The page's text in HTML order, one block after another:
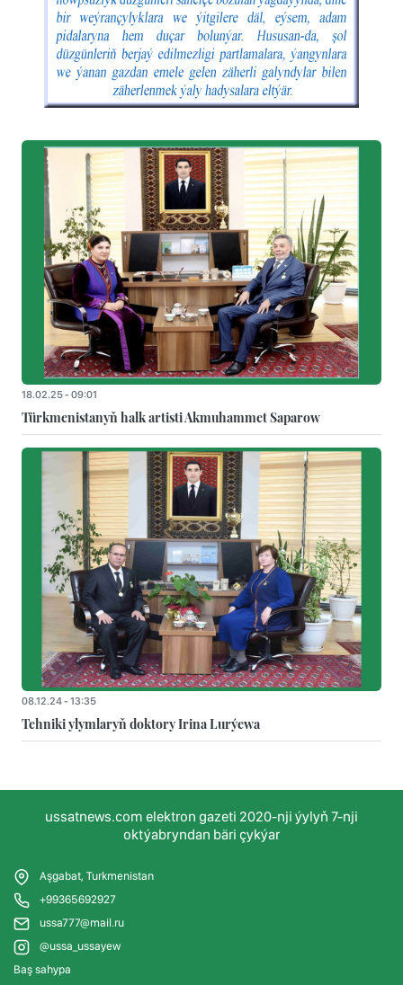
18.02.25 - 09:01
Türkmenistanyň halk artisti Akmuhammet Saparow
08.12.24 - 13:35
Tehniki ylymlaryň doktory Irina Lurýewa
ussatnews.com elektron gazeti 2020-nji ýylyň 7-nji
oktýabryndan bäri çykýar
Aşgabat, Turkmenistan
+99365692927
ussa777@mail.ru
@ussa_ussayew
Baş sahypa